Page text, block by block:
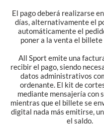
El pago deberá realizarse
días, alternativamente el
automáticamente el
poner a la venta el
All Sport emite una
recibir el pago, siendo
datos administrativos
ordenante. El kit de
mediante mensajería con
mientras que el billete se
digital nada más emitirse,
el saldo.